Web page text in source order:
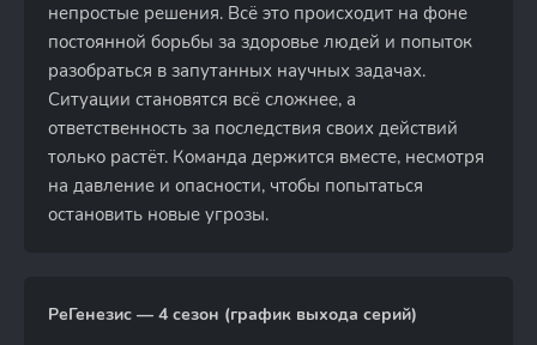
непростые решения. Всё это происходит на фоне
постоянной борьбы за здоровье людей и попыток
разобраться в запутанных научных задачах.
Ситуации становятся всё сложнее, а
ответственность за последствия своих действий
только растёт. Команда держится вместе, несмотря
на давление и опасности, чтобы попытаться
остановить новые угрозы.
РеГенезис — 4 сезон (график выхода серий)